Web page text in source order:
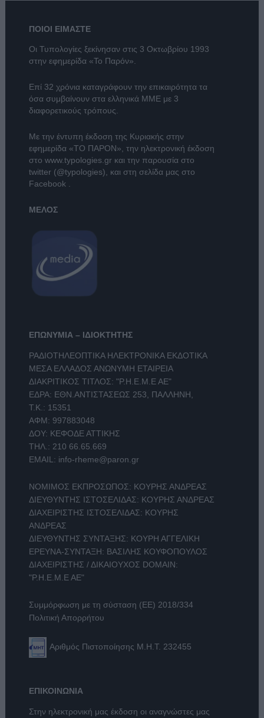
ΠΟΙΟΙ ΕΙΜΑΣΤΕ
Οι Τυπολογίες ξεκίνησαν στις 3 Οκτωβρίου 1993
στην εφημερίδα «Το Παρόν».
Επί 32 χρόνια καταγράφουν την επικαιρότητα τα
όσα συμβαίνουν στα ελληνικά ΜΜΕ με 3
διαφορετικούς τρόπους.
Με την έντυπη έκδοση της Κυριακής στην
εφημερίδα «ΤΟ ΠΑΡΟΝ», την ηλεκτρονική έκδοση
στο www.typologies.grκαι την παρουσία στο
twitter (@typologies), και στη σελίδα μας στο
Facebook .
ΜΕΛΟΣ
ΕΠΩΝΥΜΙΑ – ΙΔΙΟΚΤΗΤΗΣ
ΡΑΔΙΟΤΗΛΕΟΠΤΙΚΑ ΗΛΕΚΤΡΟΝΙΚΑ ΕΚΔΟΤΙΚΑ
ΜΕΣΑ ΕΛΛΑΔΟΣ ΑΝΩΝΥΜΗ ΕΤΑΙΡΕΙΑ
ΔΙΑΚΡΙΤΙΚΟΣ ΤΙΤΛΟΣ: "Ρ.Η.Ε.Μ.Ε ΑΕ"
ΕΔΡΑ: ΕΘΝ.ΑΝΤΙΣΤΑΣΕΩΣ 253, ΠΑΛΛΗΝΗ,
Τ.Κ.: 15351
ΑΦΜ: 997883048
ΔΟΥ: ΚΕΦΟΔΕ ΑΤΤΙΚΗΣ
ΤΗΛ.: 210 66.65.669
EMAIL: info-rheme@paron.gr
ΝΟΜΙΜΟΣ ΕΚΠΡΟΣΩΠΟΣ: ΚΟΥΡΗΣ ΑΝΔΡΕΑΣ
ΔΙΕΥΘΥΝΤΗΣ ΙΣΤΟΣΕΛΙΔΑΣ: ΚΟΥΡΗΣ ΑΝΔΡΕΑΣ
ΔΙΑΧΕΙΡΙΣΤΗΣ ΙΣΤΟΣΕΛΙΔΑΣ: ΚΟΥΡΗΣ
ΑΝΔΡΕΑΣ
ΔΙΕΥΘΥΝΤΗΣ ΣΥΝΤΑΞΗΣ: ΚΟΥΡΗ ΑΓΓΕΛΙΚΗ
ΕΡΕΥΝΑ-ΣΥΝΤΑΞΗ: ΒΑΣΙΛΗΣ ΚΟΥΦΟΠΟΥΛΟΣ
ΔΙΑΧΕΙΡΙΣΤΗΣ / ΔΙΚΑΙΟΥΧΟΣ DOMAIN:
"Ρ.Η.Ε.Μ.Ε ΑΕ"
Συμμόρφωση με τη σύσταση (ΕΕ) 2018/334
Πολιτική Απορρήτου
Αριθμός Πιστοποίησης Μ.Η.Τ. 232455
ΕΠΙΚΟΙΝΩΝΙΑ
Στην ηλεκτρονική μας έκδοση οι αναγνώστες μας